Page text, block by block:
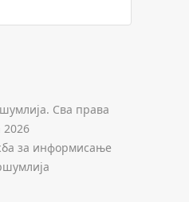
Сва права
2026
за информисање